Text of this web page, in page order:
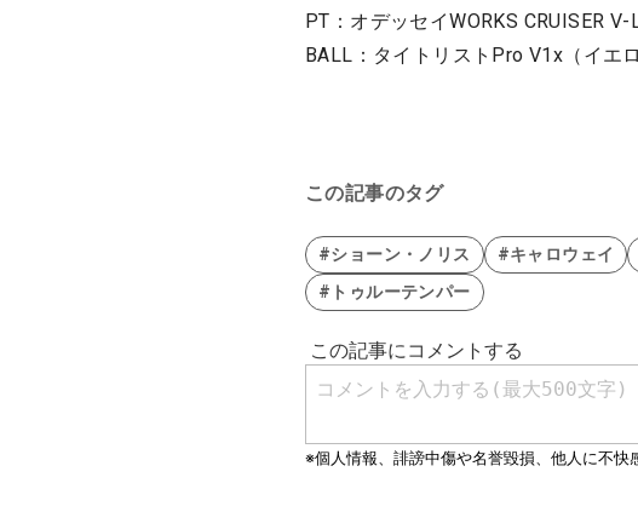
PT：オデッセイWORKS CRUISER V-
BALL：タイトリストPro V1x（イエロ
この記事のタグ
#ショーン・ノリス #キャロウェイ
#トゥルーテンパー